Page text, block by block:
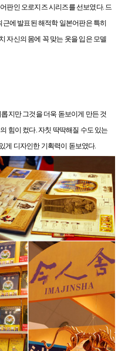
판인 오로지즈 시리즈를 선보였다. 드
에 발표된 해적학 일본어판은 특히
자신의 몸에 꼭 맞는 옷을 입은 모델
지만 그것을 더욱 돋보이게 만든 것
힘이 컸다.자칫 딱딱해질 수도 있는
게 디자인한 기획력이 돋보였다.